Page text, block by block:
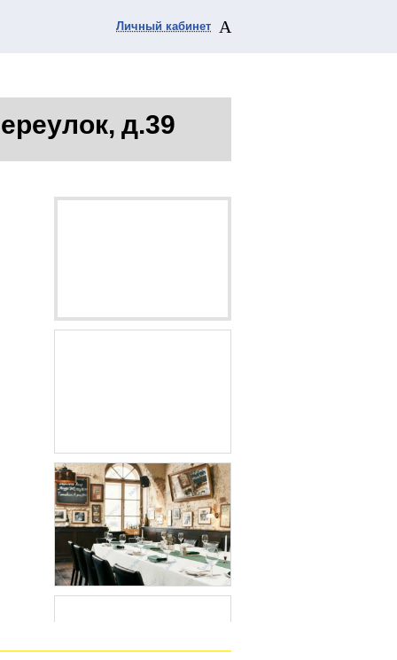
Личный кабинет
д.39